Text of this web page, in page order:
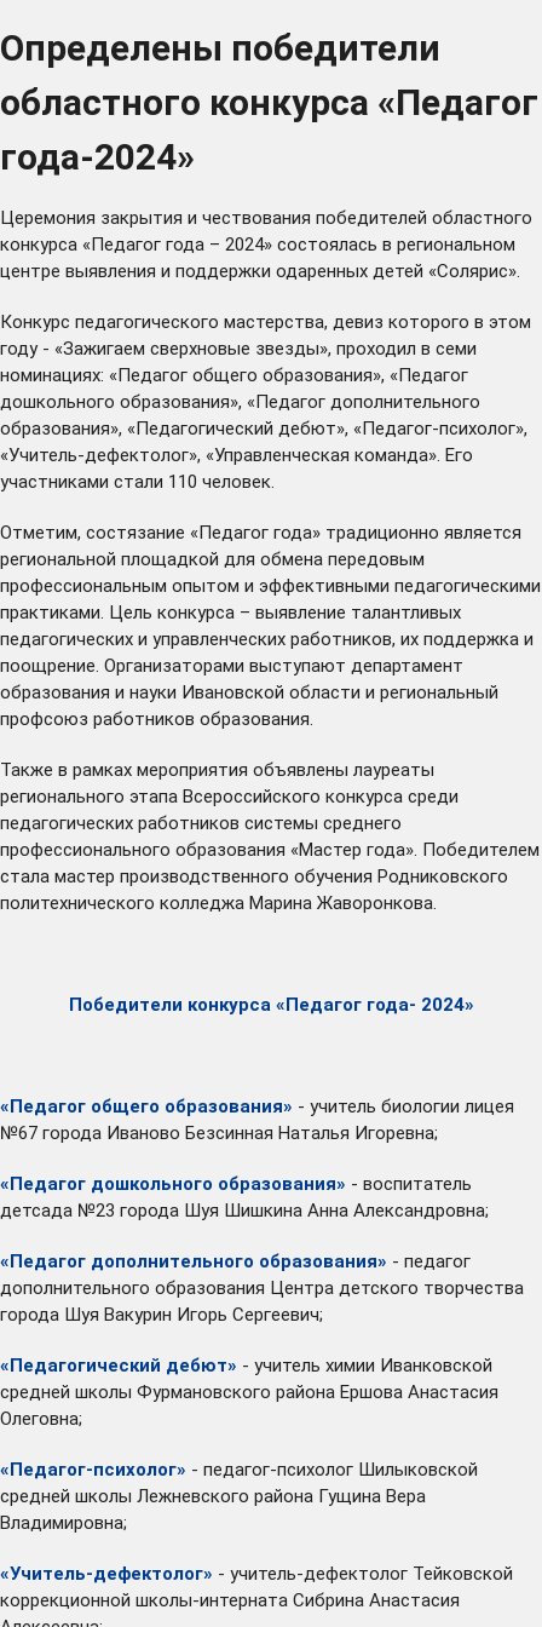
Определены победители
областного конкурса «Педагог
года-2024»
Церемония закрытия и чествования победителей областного
конкурса «Педагог года – 2024» состоялась в региональном
центре выявления и поддержки одаренных детей «Солярис».
Конкурс педагогического мастерства, девиз которого в этом
году - «Зажигаем сверхновые звезды», проходил в семи
номинациях: «Педагог общего образования», «Педагог
дошкольного образования», «Педагог дополнительного
образования», «Педагогический дебют», «Педагог-психолог»,
«Учитель-дефектолог», «Управленческая команда». Его
участниками стали 110 человек.
Отметим, состязание «Педагог года» традиционно является
региональной площадкой для обмена передовым
профессиональным опытом и эффективными педагогическими
практиками. Цель конкурса – выявление талантливых
педагогических и управленческих работников, их поддержка и
поощрение. Организаторами выступают департамент
образования и науки Ивановской области и региональный
профсоюз работников образования.
Также в рамках мероприятия объявлены лауреаты
регионального этапа Всероссийского конкурса среди
педагогических работников системы среднего
профессионального образования «Мастер года». Победителем
стала мастер производственного обучения Родниковского
политехнического колледжа Марина Жаворонкова.
Победители конкурса «Педагог года- 2024»
«Педагог общего образования» - учитель биологии лицея
№67 города Иваново Безсинная Наталья Игоревна;
«Педагог дошкольного образования» - воспитатель
детсада №23 города Шуя Шишкина Анна Александровна;
«Педагог дополнительного образования» - педагог
дополнительного образования Центра детского творчества
города Шуя Вакурин Игорь Сергеевич;
«Педагогический дебют» - учитель химии Иванковской
средней школы Фурмановского района Ершова Анастасия
Олеговна;
«Педагог-психолог» - педагог-психолог Шилыковской
средней школы Лежневского района Гущина Вера
Владимировна;
«Учитель-дефектолог» - учитель-дефектолог Тейковской
коррекционной школы-интерната Сибрина Анастасия